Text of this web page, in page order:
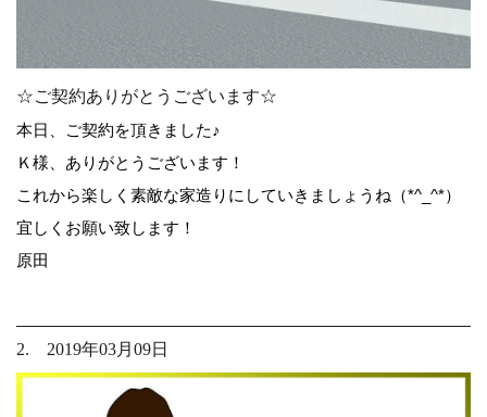
☆ご契約ありがとうございます☆
本日、ご契約を頂きました♪
Ｋ様、ありがとうございます！
これから楽しく素敵な家造りにしていきましょうね（*^_^*）
宜しくお願い致します！
原田
2. 2019年03月09日